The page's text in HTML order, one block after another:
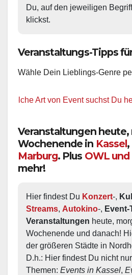
Du, auf den jeweiligen
klickst.
Veranstaltungs-Tipps
Wähle Dein Lieblings-Genre
Art von Event suchst Du heute? +
Veranstaltungen heute,
Wochenende in Kassel,
Marburg. Plus OWL
mehr!
Hier findest Du Konzert-,
Streams, Autokino-,
Veranstaltungen heute,
Wochenende und danach!
der größeren Städte in
D.h.: Hier findest Du nicht
Themen: Events in Kassel,